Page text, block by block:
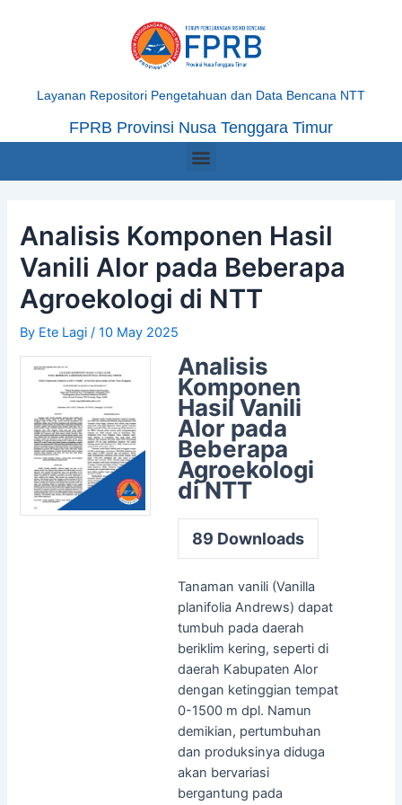
Layanan Repositori Pengetahuan dan Data Bencana NTT
FPRB Provinsi Nusa Tenggara Timur
Menu
Analisis Komponen Hasil
Vanili Alor pada Beberapa
Agroekologi di NTT
By Ete Lagi/10 May 2025
Analisis
Komponen
Hasil Vanili
Alor pada
Beberapa
Agroekologi
di NTT
89 Downloads
Tanaman vanili (Vanilla
planifolia Andrews) dapat
tumbuh pada daerah
beriklim kering, seperti di
daerah Kabupaten Alor
dengan ketinggian tempat
0-1500 m dpl. Namun
demikian, pertumbuhan
dan produksinya diduga
akan bervariasi
bergantung pada